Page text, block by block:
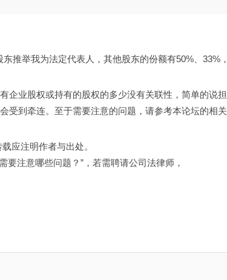
推举我为法定代表人，其他股东的份额有50%、33%，
企业股权或持有的股权的多少没有关联性，简单的说担
受到牵连。至于需要注意的问题，请参考本论坛的相关
应注明作者与出处。
注意哪些问题？”，若需聘请公司法律师，